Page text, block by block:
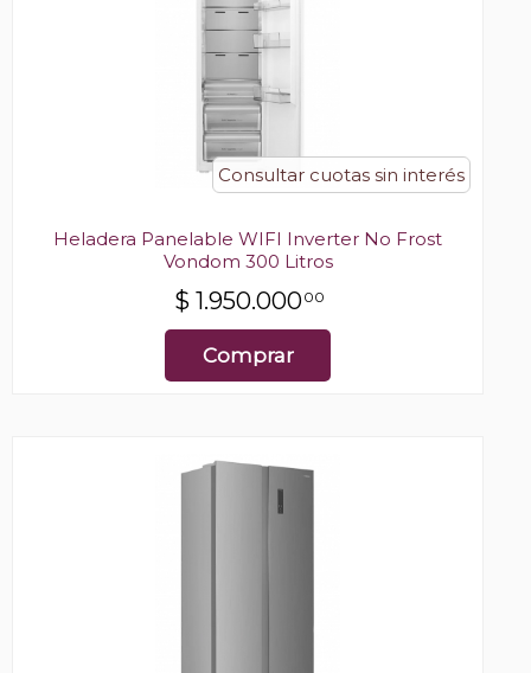
Consultar cuotas sin interés
Heladera Panelable WIFI Inverter No Frost
Vondom 300 Litros
$ 1.950.00000
Comprar